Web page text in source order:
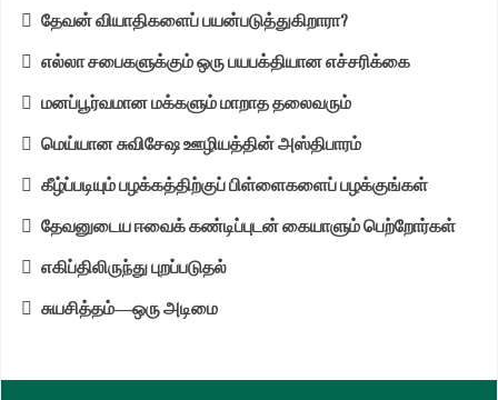
தேவன் வியாதிகளைப் பயன்படுத்துகிறாரா?
எல்லா சபைகளுக்கும் ஒரு பயபக்தியான எச்சரிக்கை
மனப்பூர்வமான மக்களும் மாறாத தலைவரும்
மெய்யான சுவிசேஷ ஊழியத்தின் அஸ்திபாரம்
கீழ்ப்படியும் பழக்கத்திற்குப் பிள்ளைகளைப் பழக்குங்கள்
தேவனுடைய ஈவைக் கண்டிப்புடன் கையாளும் பெற்றோர்கள்
எகிப்திலிருந்து புறப்படுதல்
சுயசித்தம்—ஒரு அடிமை